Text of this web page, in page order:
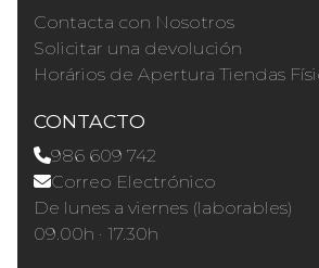
Contacta con Nosotros
Solicitar una devolución
Horários de Apertura Tiendas
CONTACTO
986 609 742
Correo Electrónico
De lunes a viernes (laborables)
09.00h · 17.30h